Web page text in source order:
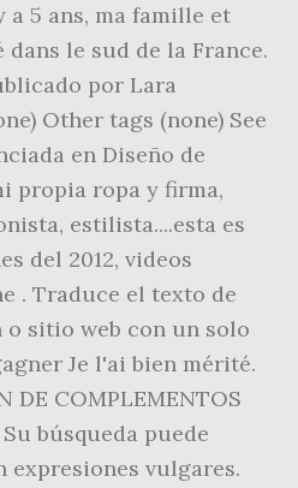
5 ans, ma famille et
dans le sud de la France.
por Lara
Other tags (none) See
en Diseño de
propia ropa y firma,
estilista....esta es
del 2012, videos
. Traduce el texto de
sitio web con un solo
Je l'ai bien mérité.
DE COMPLEMENTOS
Su búsqueda puede
expresiones vulgares.